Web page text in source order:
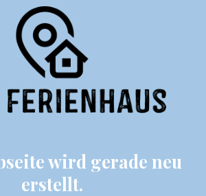
wird gerade neu
erstellt.